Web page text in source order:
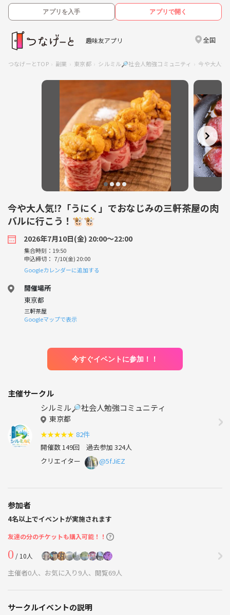
アプリを入手 アプリで開く
趣味友アプリ 全国
つなげーとTOP 副業 東京都 シルミル🔎社会人勉強コミュニティ 今や大人気
今や大人気⁉️「うにく」でおなじみの三軒茶屋の肉
バルに行こう！🐮🐮
2026年7月10日(金) 20:00〜22:00
集合時刻：19:50
申込締切： 7/10(金) 20:00
Googleカレンダーに追加する
開催場所
東京都
三軒茶屋
Googleマップで表示
今すぐイベントに参加！！
主催サークル
シルミル🔎社会人勉強コミュニティ
東京都
★★★★★ 82件
開催数 149回 過去参加 324人
クリエイター
@5fJiEZ
参加者
4名以上でイベントが実施されます
友達の分のチケットも購入可能！！
0 / 10人
主催者0人、お気に入り9人、閲覧69人
サークルイベントの説明